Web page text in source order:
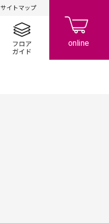
サイトマップ
サービスガイドフロアガイド